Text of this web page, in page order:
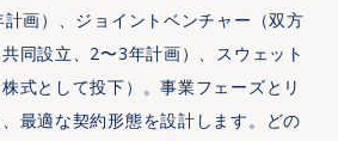
画）、ジョイントベンチャー（双方
同設立、2〜3年計画）、スウェット
式として投下）。事業フェーズとリ
最適な契約形態を設計します。どの